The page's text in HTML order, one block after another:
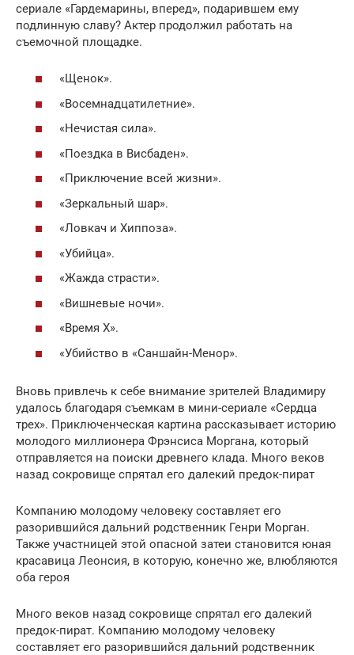
сериале «Гардемарины, вперед», подарившем ему
подлинную славу? Актер продолжил работать на
съемочной площадке.
«Щенок».
«Восемнадцатилетние».
«Нечистая сила».
«Поездка в Висбаден».
«Приключение всей жизни».
«Зеркальный шар».
«Ловкач и Хиппоза».
«Убийца».
«Жажда страсти».
«Вишневые ночи».
«Время Х».
«Убийство в «Саншайн-Менор».
Вновь привлечь к себе внимание зрителей Владимиру
удалось благодаря съемкам в мини-сериале «Сердца
трех». Приключенческая картина рассказывает историю
молодого миллионера Фрэнсиса Моргана, который
отправляется на поиски древнего клада. Много веков
назад сокровище спрятал его далекий предок-пират
Компанию молодому человеку составляет его
разорившийся дальний родственник Генри Морган.
Также участницей этой опасной затеи становится юная
красавица Леонсия, в которую, конечно же, влюбляются
оба героя
Много веков назад сокровище спрятал его далекий
предок-пират. Компанию молодому человеку
составляет его разорившийся дальний родственник